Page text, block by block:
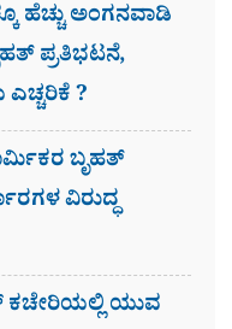
ಹೆಚ್ಚು ಅಂಗನವಾಡಿ
ಪ್ರತಿಭಟನೆ,
?
ಬೃಹತ್
ವಿರುದ್ಧ
ಕಚೇರಿಯಲ್ಲಿ ಯುವ